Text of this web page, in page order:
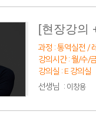
[현장강의
과정 : 통역실전 /
강의시간 : 월/수/
강의실 : E 강의실
선생님 : 이창용